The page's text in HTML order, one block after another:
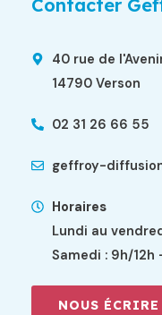
Contacter
40 rue de
14790 Verson
02 31 26 66 55
geffroy-
Horaires
Lundi au
Samedi : 9h/12h
NOUS ÉCRIRE